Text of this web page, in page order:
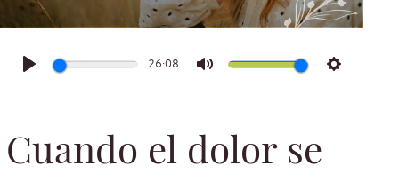
Play
26:08
Mute Settings
Cuando el dolor se